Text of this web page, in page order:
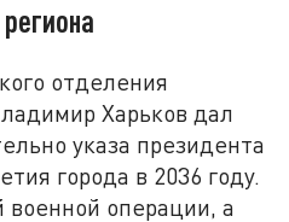
отделения
Харьков дал
указа президента
города в 2036 году.
операции, а